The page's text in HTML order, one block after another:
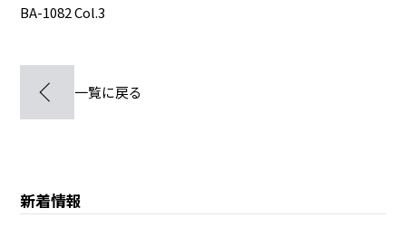
BA-1082 Col.3
一覧に戻る
新着情報